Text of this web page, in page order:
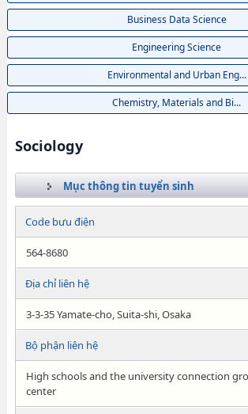
Business Data Science
Engineering Science
Environmental and Urban Eng...
Chemistry, Materials and Bi...
Sociology
Mục thông tin tuyển sinh
Code bưu điện
564-8680
Địa chỉ liên hệ
3-3-35 Yamate-cho, Suita-shi, Osaka
Bộ phận liên hệ
High schools and the university connection
center